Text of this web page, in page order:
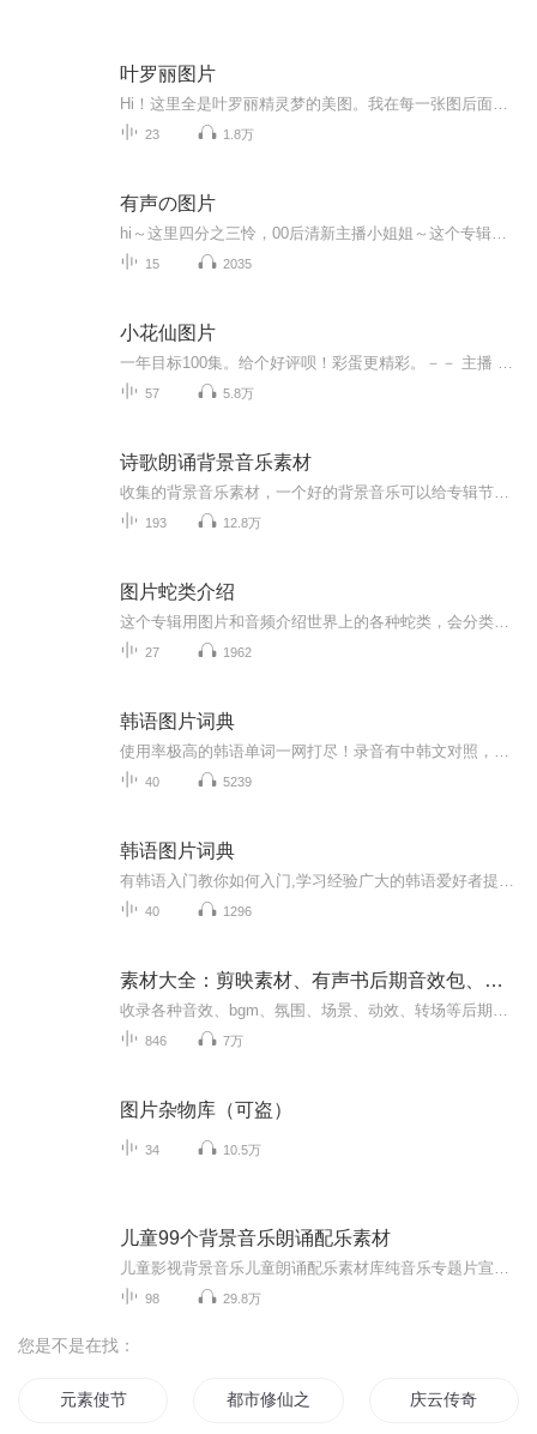
叶罗丽图片
23 1.8万
有声の图片
15 2035
小花仙图片
57 5.8万
诗歌朗诵背景音乐素材
193 12.8万
图片蛇类介绍
27 1962
韩语图片词典
40 5239
韩语图片词典
40 1296
素材大全：剪映素材、有声书后期音效包、场景搭建背景
846 7万
图片杂物库（可盗）
34 10.5万
儿童99个背景音乐朗诵配乐素材
98 29.8万
您是不是在找：
元素使节 都市修仙之主角背景有点强庆云传奇